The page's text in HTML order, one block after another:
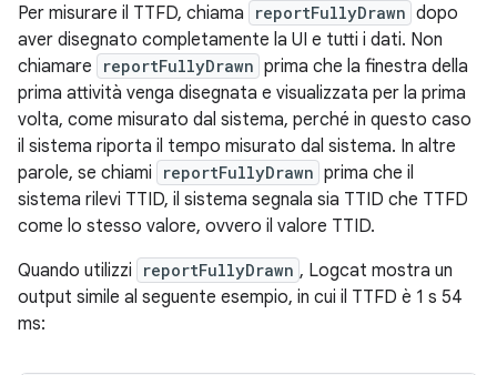
Per misurare il TTFD, chiama
reportFullyDrawn dopo
aver disegnato completamente la UI e tutti i dati. Non
chiamare
reportFullyDrawn prima che la finestra della
prima attività venga disegnata e visualizzata per la prima
volta, come misurato dal sistema, perché in questo caso
il sistema riporta il tempo misurato dal sistema. In altre
parole, se chiami
reportFullyDrawn prima che il
sistema rilevi TTID, il sistema segnala sia TTID che TTFD
come lo stesso valore, ovvero il valore TTID.
Quando utilizzi
reportFullyDrawn , Logcat mostra un
output simile al seguente esempio, in cui il TTFD è 1 s 54
ms: